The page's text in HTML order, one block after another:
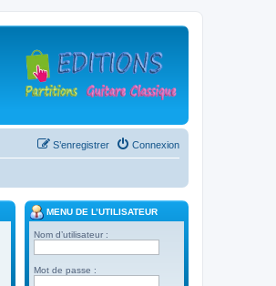
Connexion
S’enregistrer
MENU DE L’UTILISATEUR
Nom d’utilisateur :
Mot de passe :